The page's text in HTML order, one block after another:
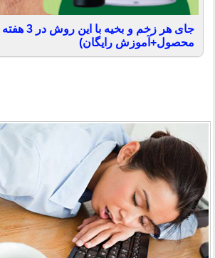
جای هر زخم
محصول+آموزش رایگان)